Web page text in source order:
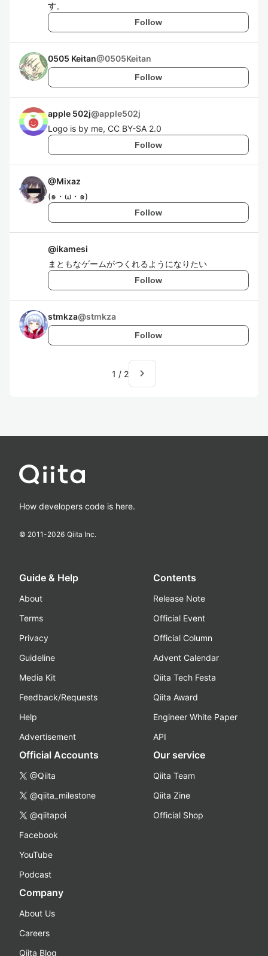
す。
Follow
0505 Keitan@0505Keitan
Follow
apple 502j@apple502j
Logo is by me, CC BY-SA 2.0
Follow
@Mixaz
(๑・ω・๑)
Follow
@ikamesi
まともなゲームがつくれるようになりたい
Follow
stmkza@stmkza
Follow
1 / 2 navigate_next
How developers code is here.
© 2011-2026 Qiita Inc.
Guide & Help
About
Terms
Privacy
Guideline
Media Kit
Feedback/Requests
Help
Advertisement
Contents
Release Note
Official Event
Official Column
Advent Calendar
Qiita Tech Festa
Qiita Award
Engineer White Paper
API
Official Accounts
@Qiita
@qiita_milestone
@qiitapoi
Facebook
YouTube
Podcast
Our service
Qiita Team
Qiita Zine
Official Shop
Company
About Us
Careers
Qiita Blog